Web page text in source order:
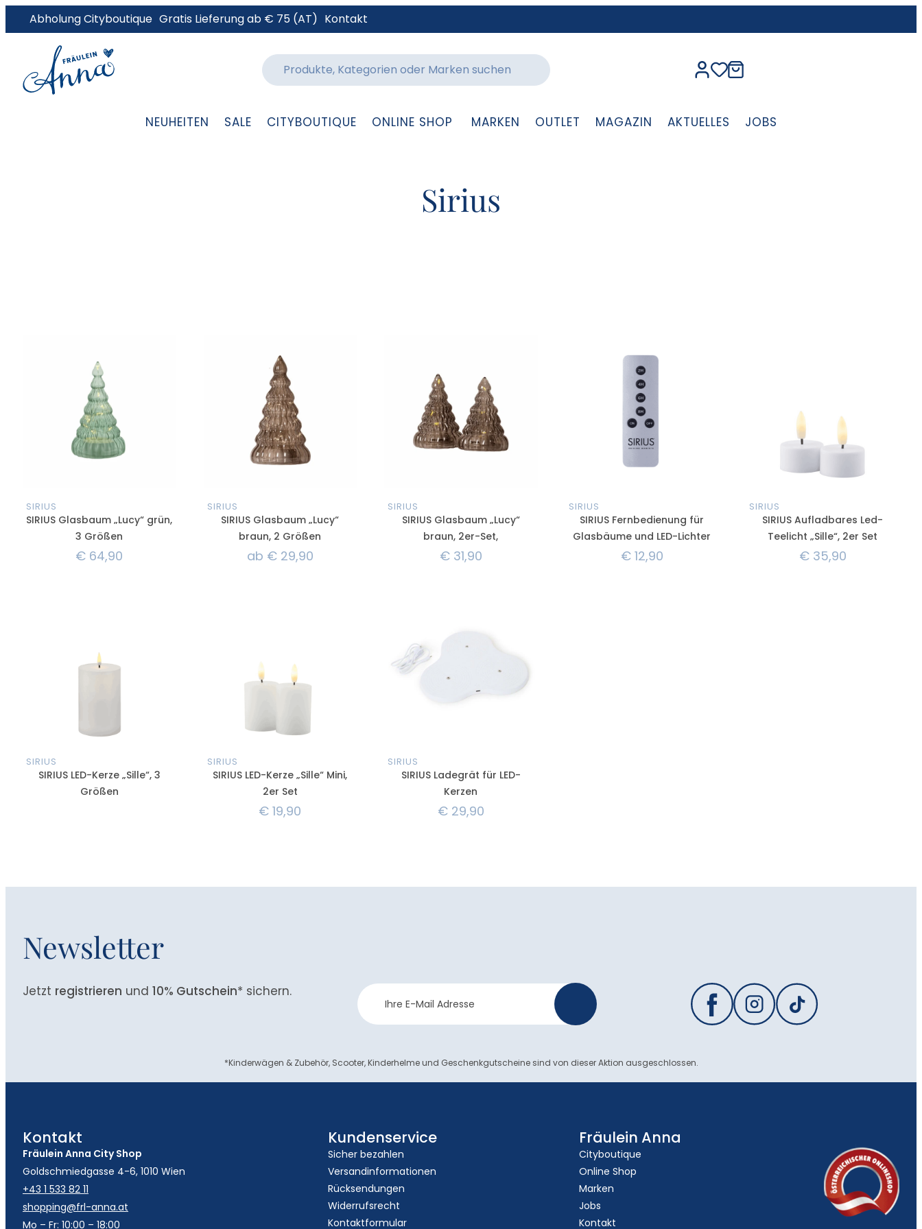
Abholung Cityboutique Gratis Lieferung ab € 75 (AT) Kontakt
NEUHEITEN SALE CITYBOUTIQUE ONLINE SHOP MARKEN OUTLET MAGAZIN AKTUELLES JOBS
Sirius
SIRIUS
SIRIUS Glasbaum „Lucy“ grün,
3 Größen
€ 64,90
SIRIUS
SIRIUS Glasbaum „Lucy“
braun, 2 Größen
ab €29,90
SIRIUS
SIRIUS Glasbaum „Lucy“
braun, 2er-Set,
€31,90
SIRIUS
SIRIUS Fernbedienung für
Glasbäume und LED-Lichter
€12,90
SIRIUS
SIRIUS Aufladbares Led-
Teelicht „Sille“, 2er Set
€35,90
SIRIUS
SIRIUS LED-Kerze „Sille“, 3
Größen
SIRIUS
SIRIUS LED-Kerze „Sille“ Mini,
2er Set
€ 19,90
SIRIUS
SIRIUS Ladegrät für LED-
Kerzen
€29,90
Newsletter
Jetzt registrieren und 10% Gutschein* sichern.
Newsletter
Anmeldung
*Kinderwägen & Zubehör, Scooter, Kinderhelme und Geschenkgutscheine sind von dieser Aktion ausgeschlossen.
Kontakt
Fräulein Anna City Shop
Goldschmiedgasse 4-6, 1010 Wien
+43 1 533 82 11
shopping@frl-anna.at
Mo – Fr: 10:00 – 18:00
Kundenservice
Sicher bezahlen
Versandinformationen
Rücksendungen
Widerrufsrecht
Kontaktformular
Fräulein Anna
Cityboutique
Online Shop
Marken
Jobs
Kontakt